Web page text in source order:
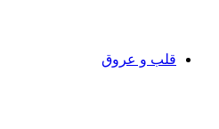
قلب و عروق